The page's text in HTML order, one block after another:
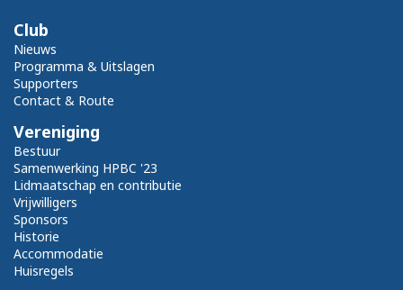
Club
Nieuws
Programma & Uitslagen
Supporters
Contact & Route
Vereniging
Bestuur
Samenwerking HPBC '23
Lidmaatschap en contributie
Vrijwilligers
Sponsors
Historie
Accommodatie
Huisregels